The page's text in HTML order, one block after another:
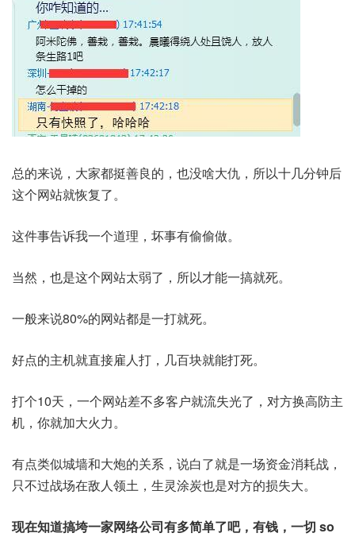
总的来说，大家都挺善良的，也没啥大仇，所以十几分钟后
这个网站就恢复了。
这件事告诉我一个道理，坏事有偷偷做。
当然，也是这个网站太弱了，所以才能一搞就死。
一般来说80%的网站都是一打就死。
好点的主机就直接雇人打，几百块就能打死。
打个10天，一个网站差不多客户就流失光了，对方换高防主
机，你就加大火力。
有点类似城墙和大炮的关系，说白了就是一场资金消耗战，
只不过战场在敌人领土，生灵涂炭也是对方的损失大。
现在知道搞垮一家网络公司有多简单了吧，有钱，一切 so